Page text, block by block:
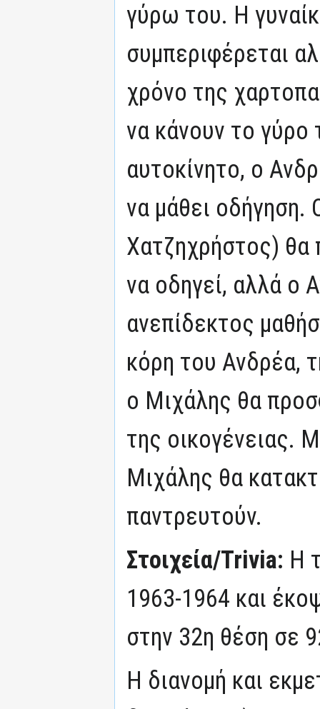
γύρω του. Η
συμπεριφέρεται
χρόνο της
να κάνουν το
αυτοκίνητο, ο
να μάθει
Χατζηχρήστος) θα
να οδηγεί, αλλά ο
ανεπίδεκτος
κόρη του Ανδρέα,
ο Μιχάλης θα
της οικογένειας.
Μιχάλης θα
παντρευτούν.
Στοιχεία/Trivia: Η
1963-1964 και
στην 32η θέση σε
Η διανομή και